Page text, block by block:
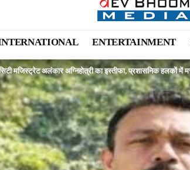
ENTERTAINMENT
मजिस्ट्रेट अलंकार अग्निहोत्री का इस्तीफा, प्रशासनिक हलकों में